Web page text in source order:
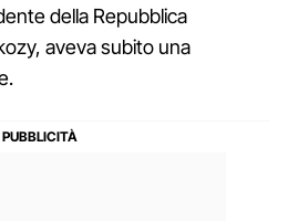
della Repubblica
aveva subito una